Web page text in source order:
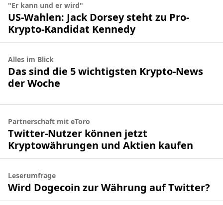
"Er kann und er wird"
US-Wahlen: Jack Dorsey steht zu Pro-
Krypto-Kandidat Kennedy
Alles im Blick
Das sind die 5 wichtigsten Krypto-News
der Woche
Partnerschaft mit eToro
Twitter-Nutzer können jetzt
Kryptowährungen und Aktien kaufen
Leserumfrage
Wird Dogecoin zur Währung auf Twitter?